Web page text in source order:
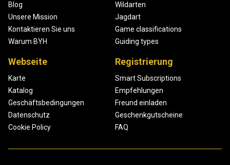
Blog
Unsere Mission
Kontaktieren Sie uns
Warum BYH
Wildarten
Jagdart
Game classifications
Guiding types
Webseite
Karte
Katalog
Geschäftsbedingungen
Datenschutz
Cookie Policy
Registrierung
Smart Subscriptions
Empfehlungen
Freund einladen
Geschenkgutscheine
FAQ